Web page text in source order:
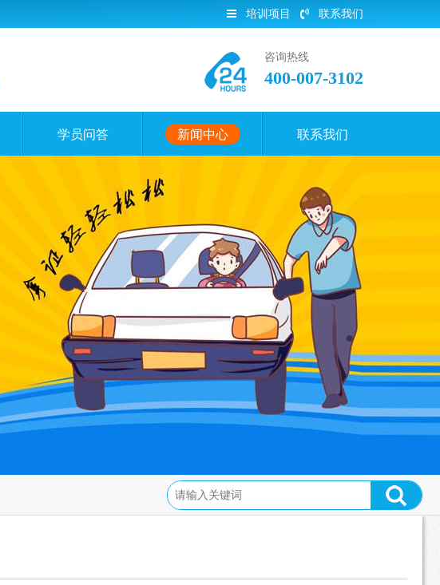
培训项目 联系我们
咨询热线
400-007-3102
学员问答 新闻中心 联系我们